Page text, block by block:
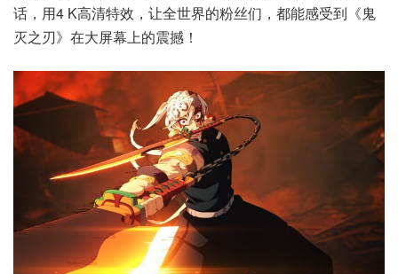
话，用4 K高清特效，让全世界的粉丝们，都能感受到《鬼
灭之刃》在大屏幕上的震撼！